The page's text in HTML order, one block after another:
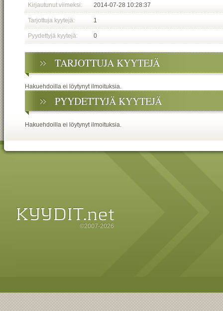
Kirjautunut viimeksi: 2014-07-28 10:28:37
Tarjottuja kyytejä: 1
Pyydettyjä kyytejä: 0
TARJOTTUJA KYYTEJÄ
Hakuehdoilla ei löytynyt ilmoituksia.
PYYDETTYJÄ KYYTEJÄ
Hakuehdoilla ei löytynyt ilmoituksia.
©2007-2026